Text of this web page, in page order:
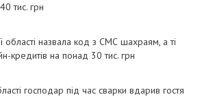
тис. грн
області назвала код з СМС шахраям, а ті
кредитів на понад 30 тис. грн
господар під час сварки вдарив гостя